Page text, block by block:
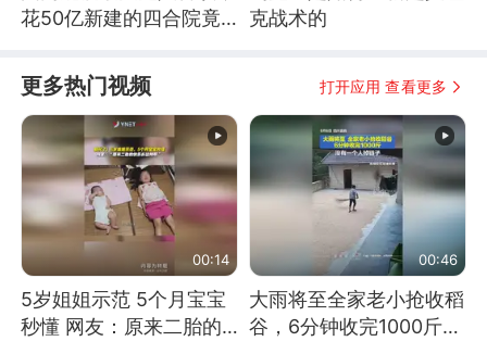
花50亿新建的四合院竟
克战术的
更多热门视频 打开应用 查看更多
00:14
5岁姐姐示范 5个月宝宝
秒懂 网友：原来二胎的
00:46
大雨将至全家老小抢收稻
谷，6分钟收完1000斤，